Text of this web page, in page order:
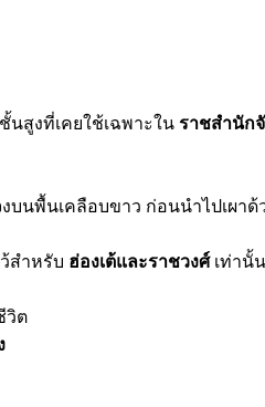
นสูงที่เคยใช้เฉพาะใน ราชสำนัก
บนพื้นเคลือบขาว ก่อนนำไปเผา
สำหรับ ฮ่องเต้และราชวงศ์เท่านั้
วิต